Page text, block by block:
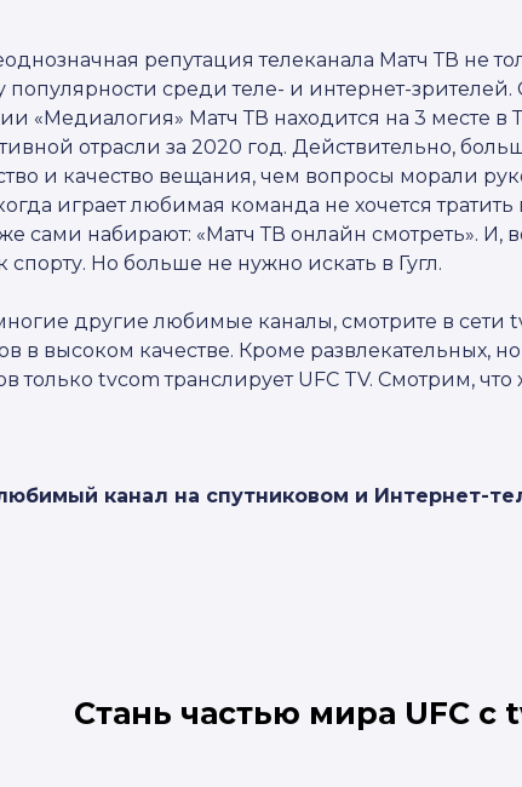
репутация телеканала Матч ТВ не
популярности среди теле- и интернет-зрителей.
«Медиалогия» Матч ТВ находится на 3 месте в
отрасли за 2020 год. Действительно,
и качество вещания, чем вопросы морали
играет любимая команда не хочется
сами набирают: «Матч ТВ онлайн смотреть». И,
спорту. Но больше не нужно искать в Гугл.
другие любимые каналы, смотрите в сети
в высоком качестве. Кроме развлекательных,
только tvcom транслирует UFC TV. Смотрим, что
канал на спутниковом и Интернет-
Стань частью мира UFC с